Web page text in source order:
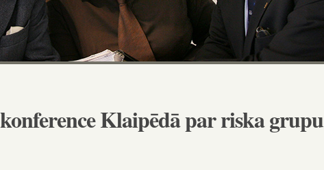
Klaipēdā par riska grupu